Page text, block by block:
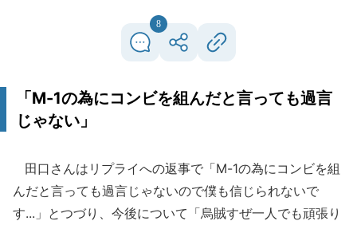
8
「M-1の為にコンビを組んだと言っても過言
じゃない」
田口さんはリプライへの返事で「M-1の為にコンビを組
んだと言っても過言じゃないので僕も信じられないで
す...」とつづり、今後について「烏賊すぜ一人でも頑張り